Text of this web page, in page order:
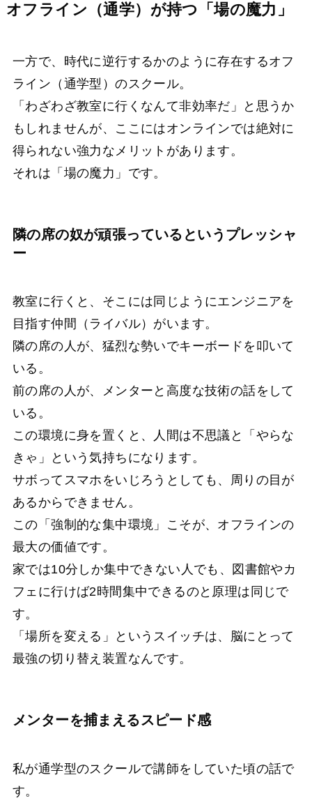
オフライン（通学）が持つ「場の魔力」
一方で、時代に逆行するかのように存在するオフ
ライン（通学型）のスクール。
「わざわざ教室に行くなんて非効率だ」と思うか
もしれませんが、ここにはオンラインでは絶対に
得られない強力なメリットがあります。
それは「場の魔力」です。
隣の席の奴が頑張っているというプレッシャ
ー
教室に行くと、そこには同じようにエンジニアを
目指す仲間（ライバル）がいます。
隣の席の人が、猛烈な勢いでキーボードを叩いて
いる。
前の席の人が、メンターと高度な技術の話をして
いる。
この環境に身を置くと、人間は不思議と「やらな
きゃ」という気持ちになります。
サボってスマホをいじろうとしても、周りの目が
あるからできません。
この「強制的な集中環境」こそが、オフラインの
最大の価値です。
家では10分しか集中できない人でも、図書館やカ
フェに行けば2時間集中できるのと原理は同じで
す。
「場所を変える」というスイッチは、脳にとって
最強の切り替え装置なんです。
メンターを捕まえるスピード感
私が通学型のスクールで講師をしていた頃の話で
す。